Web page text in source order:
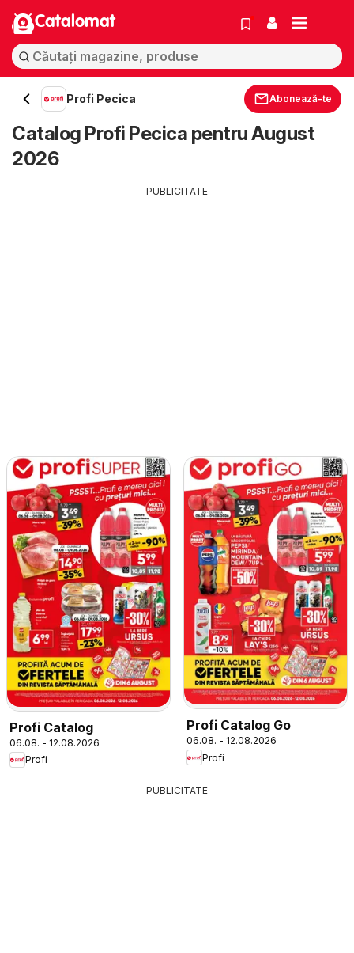
Catalomat
Profi Pecica Abonează-te
Catalog Profi Pecica pentru August
2026
PUBLICITATE
Profi Catalog
06.08. - 12.08.2026
Profi
Profi Catalog Go
06.08. - 12.08.2026
Profi
PUBLICITATE